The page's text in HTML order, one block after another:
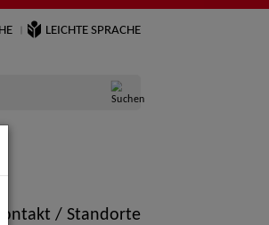
LEICHTE SPRACHE
Kontakt / Standorte